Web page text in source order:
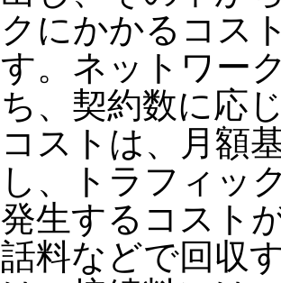
クにかかるコス
す。ネットワー
ち、契約数に応
コストは、月額
し、トラフィッ
発生するコスト
話料などで回収